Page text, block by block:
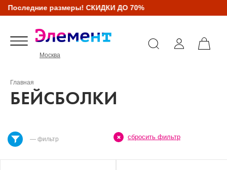
размеры! СКИДКИ ДО 70%
Москва
Главная
БЕЙСБОЛКИ
— фильтр сбросить фильтр